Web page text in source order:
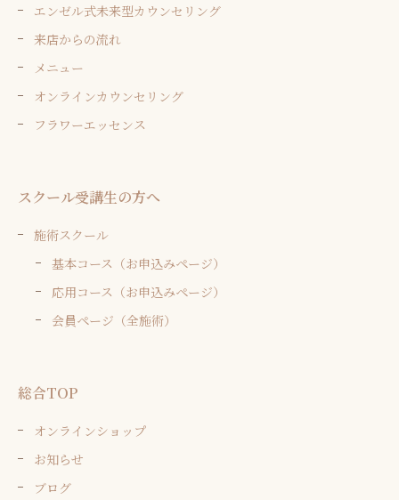
エンゼル式未来型カウンセリング
来店からの流れ
メニュー
オンラインカウンセリング
フラワーエッセンス
スクール受講生の方へ
施術スクール
基本コース（お申込みページ）
応用コース（お申込みページ）
会員ページ（全施術）
総合TOP
オンラインショップ
お知らせ
ブログ